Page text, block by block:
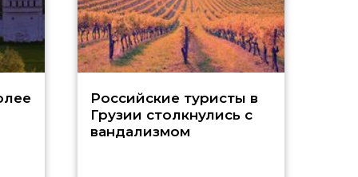
Российские туристы в
Грузии столкнулись с
вандализмом